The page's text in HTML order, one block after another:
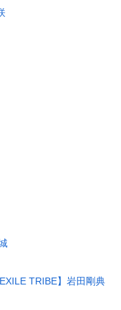
TRIBE】岩田剛典